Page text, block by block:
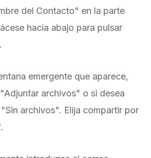
del Contacto" en la parte
hacia abajo para pulsar
emergente que aparece,
archivos" o si desea
archivos". Elija compartir por